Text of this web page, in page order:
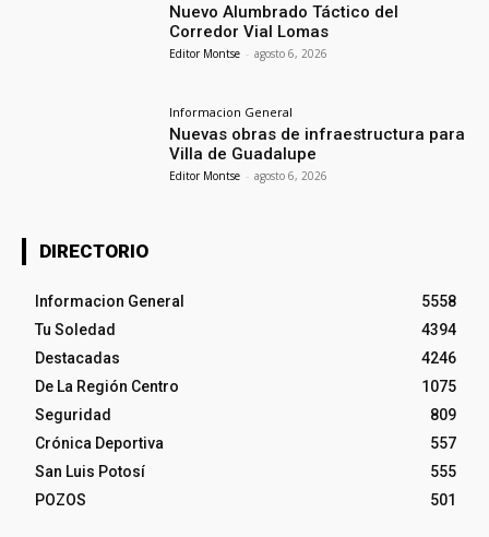
Nuevo Alumbrado Táctico del
Corredor Vial Lomas
Editor Montse - agosto 6, 2026
Informacion General
Nuevas obras de infraestructura para
Villa de Guadalupe
Editor Montse - agosto 6, 2026
DIRECTORIO
Informacion General
5558
Tu Soledad
4394
Destacadas
4246
De La Región Centro
1075
Seguridad
809
Crónica Deportiva
557
San Luis Potosí
555
POZOS
501